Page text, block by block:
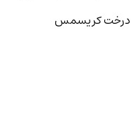
درخت کریسمس